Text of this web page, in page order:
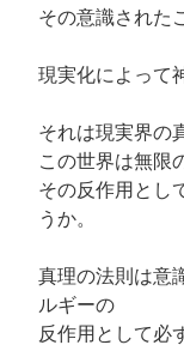
その意識された
現実化によって
それは現実界の
この世界は無限
その反作用とし
うか。
真理の法則は意
ルギーの
反作用として必